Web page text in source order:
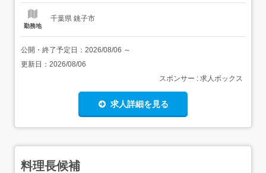
勤務地
千葉県 銚子市
公開・終了予定日： 2026/08/06 ～
更新日： 2026/08/06
スポンサー : 求人ボックス
求人詳細を見る
料理長候補